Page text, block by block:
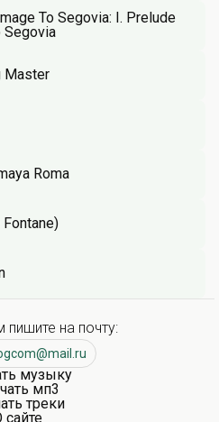
To Segovia: I. Prelude
Segovia
Master
Roma
на почту:
музыку
мп3
треки
сайте